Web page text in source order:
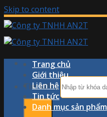
Skip to content
Tìm kiếm:
Trang chủ
Giới thiệu
Liên hệ
Tin tức
Danh mục sản phẩm